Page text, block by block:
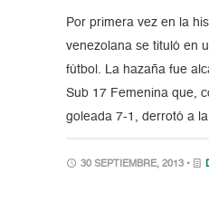
Por primera vez en la
venezolana se tituló en
fútbol. La hazaña fue
Sub 17 Femenina que,
goleada 7-1, derrotó a
30 SEPTIEMBRE, 2013 •